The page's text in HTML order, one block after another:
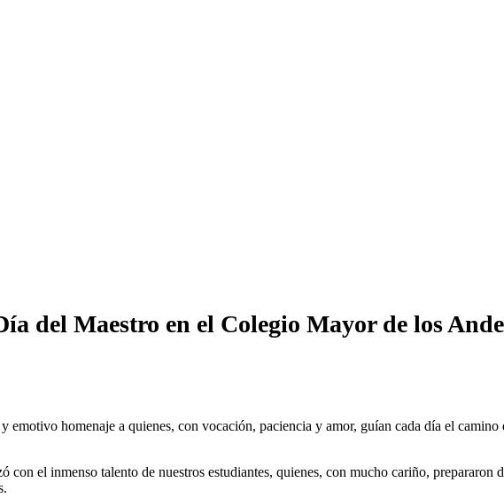
del Maestro en el Colegio Mayor de los
homenaje a quienes, con vocación, paciencia y amor, guían cada día el camino
el inmenso talento de nuestros estudiantes, quienes, con mucho cariño, prepararon